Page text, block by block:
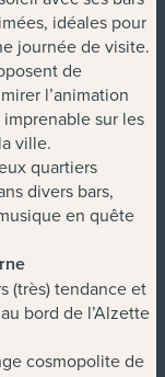
idéales pour
journée de visite.
de
l’animation
sur les
ville.
quartiers
divers bars,
en quête
(très) tendance et
bord de l’Alzette
cosmopolite de